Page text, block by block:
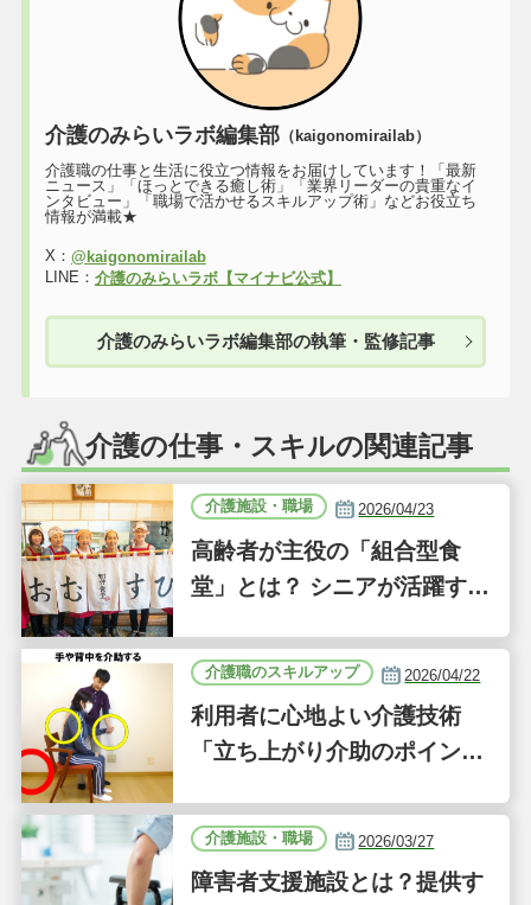
介護のみらいラボ編集部（kaigonomirailab）
介護職の仕事と生活に役立つ情報をお届けしています！「最新
ニュース」「ほっとできる癒し術」「業界リーダーの貴重なイ
ンタビュー」「職場で活かせるスキルアップ術」などお役立ち
情報が満載★
X： @kaigonomirailab
LINE： 介護のみらいラボ【マイナビ公式】
介護のみらいラボ編集部の執筆・監修記事
介護の仕事・スキルの関連記事
介護施設・職場 2026/04/23
高齢者が主役の「組合型食
堂」とは？ シニアが活躍する
D」に注目｜気になるあの介
護施設
介護職のスキルアップ 2026/04/22
利用者に心地よい介護技術
「立ち上がり介助のポイン
（41）
介護施設・職場 2026/03/27
障害者支援施設とは？提供す